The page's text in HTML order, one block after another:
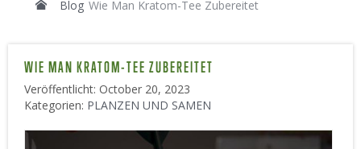
Blog Wie Man Kratom-Tee Zubereitet
WIE MAN KRATOM-TEE ZUBEREITET
Veröffentlicht: October 20, 2023
Kategorien: PLANZEN UND SAMEN